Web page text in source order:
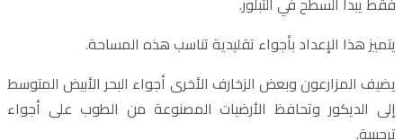
يتميز هذا الإعداد بأجواء تقليدية تناسب هذه المساحة.
يضيف المزارعون وبعض الزخارف الأخرى أجواء البحر الأبيض المتوسط
​​إلى الديكور وتحافظ الأرضيات المصنوعة من الطوب على أجواء
ترحيبية.